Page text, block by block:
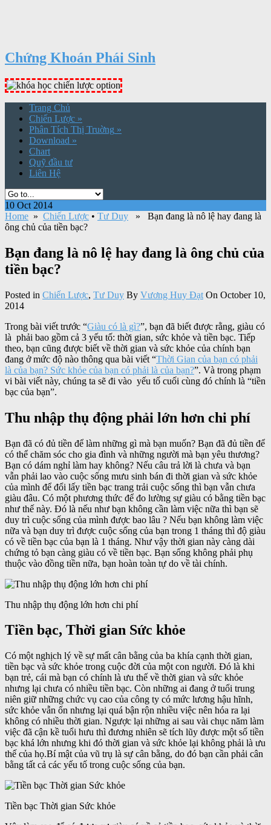
Chứng Khoán Phái Sinh
Trang Chủ
Chiến Lược »
Phân Tích Thị Truờng »
Download »
Chart
Quỹ đầu tư
Liên Hệ
10 Oct 2014
Home » Chiến Lược • Tư Duy » Bạn đang là nô lệ hay đang là
ông chủ của tiền bạc?
Bạn đang là nô lệ hay đang là ông chủ của
tiền bạc?
Posted in Chiến Lược, Tư Duy By Vương Huy Đạt On October 10,
2014
Trong bài viết trước “Giàu có là gì?”, bạn đã biết được rằng, giàu có
là phải bao gồm cả 3 yếu tố: thời gian, sức khỏe và tiền bạc. Tiếp
theo, bạn cũng được biết về thời gian và sức khỏe của chính bạn
đang ở mức độ nào thông qua bài viết “Thời Gian của bạn có phải
là của bạn? Sức khỏe của bạn có phải là của bạn?”. Và trong phạm
vi bài viết này, chúng ta sẽ đi vào yếu tố cuối cùng đó chính là “tiền
bạc của bạn”.
Thu nhập thụ động phải lớn hơn chi phí
Bạn đã có đủ tiền để làm những gì mà bạn muốn? Bạn đã đủ tiền để
có thể chăm sóc cho gia đình và những người mà bạn yêu thương?
Bạn có dám nghỉ làm hay không? Nếu câu trả lời là chưa và bạn
vẫn phải lao vào cuộc sống mưu sinh bán đi thời gian và sức khỏe
của mình để đổi lấy tiền bạc trang trải cuộc sống thì bạn vẫn chưa
giàu đâu. Có một phương thức để đo lường sự giàu có bằng tiền bạc
như thế này. Đó là nếu như bạn không cần làm việc nữa thì bạn sẽ
duy trì cuộc sống của mình được bao lâu ? Nếu bạn không làm việc
nữa và bạn duy trì được cuộc sống của bạn trong 1 tháng thì độ giàu
có về tiền bạc của bạn là 1 tháng. Như vậy thời gian này càng dài
chứng tỏ bạn càng giàu có về tiền bạc. Bạn sống không phải phụ
thuộc vào đồng tiền nữa, bạn hoàn toàn tự do về tài chính.
Thu nhập thụ động lớn hơn chi phí
Tiền bạc, Thời gian Sức khỏe
Có một nghịch lý về sự mất cân bằng của ba khía cạnh thời gian,
tiền bạc và sức khỏe trong cuộc đời của một con người. Đó là khi
bạn trẻ, cái mà bạn có chính là ưu thế về thời gian và sức khỏe
nhưng lại chưa có nhiều tiền bạc. Còn những ai đang ở tuổi trung
niên giữ những chức vụ cao của công ty có mức lương hậu hĩnh,
sức khỏe vẫn ổn nhưng lại quá bận rộn nhiều việc nên hóa ra lại
không có nhiều thời gian. Ngược lại những ai sau vài chục năm làm
việc đã cận kề tuổi hưu thì đương nhiên sẽ tích lũy được một số tiền
bạc khá lớn nhưng khi đó thời gian và sức khỏe lại không phải là ưu
thế của họ.Bí mật của vũ trụ là sự cân bằng, do đó bạn cần phải cân
bằng tất cả các yếu tố trong cuộc sống của bạn.
Tiền bạc Thời gian Sức khỏe